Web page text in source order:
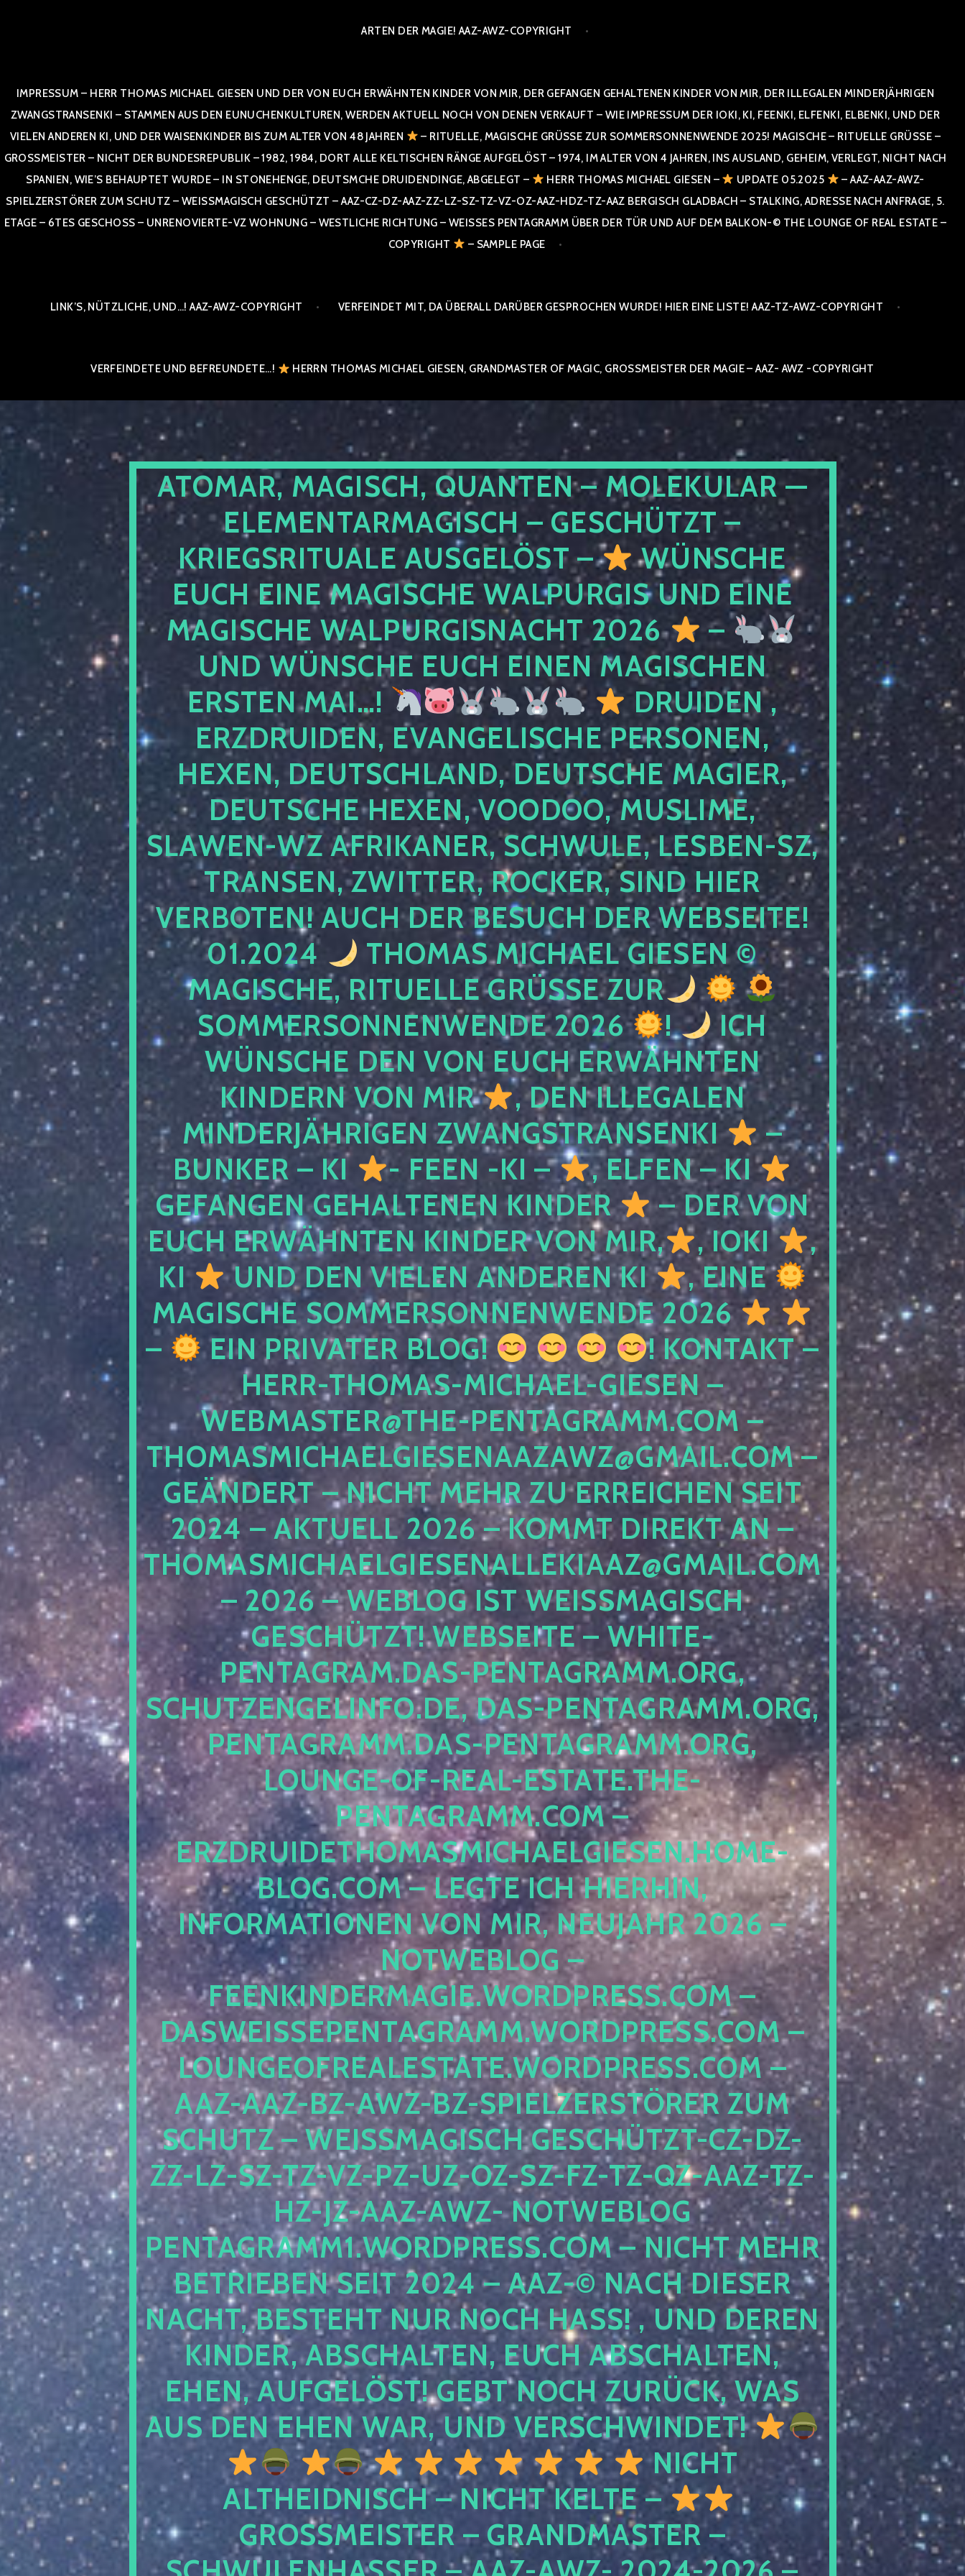
ARTEN DER MAGIE! AAZ-AWZ-COPYRIGHT
IMPRESSUM – HERR THOMAS MICHAEL GIESEN UND DER VON EUCH ERWÄHNTEN KINDER VON MIR, DER GEFANGEN GEHALTENEN KINDER VON MIR, DER ILLEGALEN MINDERJÄHRIGEN
ZWANGSTRANSENKI – STAMMEN AUS DEN EUNUCHENKULTUREN, WERDEN AKTUELL NOCH VON DENEN VERKAUFT – WIE IMPRESSUM DER IOKI, KI, FEENKI, ELFENKI, ELBENKI, UND DER
VIELEN ANDEREN KI, UND DER WAISENKINDER BIS ZUM ALTER VON 48 JAHREN
– RITUELLE, MAGISCHE GRÜSSE ZUR SOMMERSONNENWENDE 2025! MAGISCHE – RITUELLE GRÜSSE – GR
OSSMEISTER – NICHT DER BUNDESREPUBLIK – 1982, 1984, DORT ALLE KELTISCHEN RÄNGE AUFGELÖST – 1974, IM ALTER VON 4 JAHREN, INS AUSLAND, GEHEIM, VERLEGT, NICHT NACH SPA
NIEN, WIE’S BEHAUPTET WURDE – IN STONEHENGE, DEUTSMCHE DRUIDENDINGE, ABGELEGT –
HERR THOMAS MICHAEL GIESEN – UPDATE 05.2025
– AAZ-AAZ-AWZ-
SPIELZERSTÖRER ZUM SCHUTZ – WEISSMAGISCH GESCHÜTZT – AAZ-CZ-DZ-AAZ-ZZ-LZ-SZ-TZ-VZ-OZ-AAZ-HDZ-TZ-AAZ BERGISCH GLADBACH – STALKING, ADRESSE NACH ANFRAGE, 5. E
TAGE – 6TES GESCHOSS – UNRENOVIERTE-VZ WOHNUNG – WESTLICHE RICHTUNG – WEISSES PENTAGRAMM ÜBER DER TÜR UND AUF DEM BALKON-© THE LOUNGE OF REAL ESTATE – CO
PYRIGHT
– SAMPLE PAGE
LINK’S, NÜTZLICHE, UND…! AAZ-AWZ-COPYRIGHT VERFEINDET MIT, DA ÜBERALL DARÜBER GESPROCHEN WURDE! HIER EINE LISTE! AAZ-TZ-AWZ-COPYRIGHT
VERFEINDETE UND BEFREUNDETE…! HERRN THOMAS MICHAEL GIESEN, GRANDMASTER OF MAGIC, GROSSMEISTER DER MAGIE – AAZ- AWZ -COPYRIGHT
ATOMAR, MAGISCH, QUANTEN – MOLEKULAR —
ELEMENTARMAGISCH – GESCHÜTZT –
KRIEGSRITUALE AUSGELÖST –
WÜNSCHE
EUCH EINE MAGISCHE WALPURGIS UND EINE
MAGISCHE WALPURGISNACHT 2026
–
UND WÜNSCHE EUCH EINEN MAGISCHEN
ERSTEN MAI…!
DRUIDEN ,
ERZDRUIDEN, EVANGELISCHE PERSONEN,
HEXEN, DEUTSCHLAND, DEUTSCHE MAGIER,
DEUTSCHE HEXEN, VOODOO, MUSLIME,
SLAWEN-WZ AFRIKANER, SCHWULE, LESBEN-SZ,
TRANSEN, ZWITTER, ROCKER, SIND HIER
VERBOTEN! AUCH DER BESUCH DER WEBSEITE!
01.2024
THOMAS MICHAEL GIESEN ©
MAGISCHE, RITUELLE GRÜSSE ZUR
SOMMERSONNENWENDE 2026
!
ICH
WÜNSCHE DEN VON EUCH ERWÄHNTEN
KINDERN VON MIR
, DEN ILLEGALEN
MINDERJÄHRIGEN ZWANGSTRANSENKI
–
BUNKER – KI
- FEEN -KI –
, ELFEN – KI
GEFANGEN GEHALTENEN KINDER
– DER VON
EUCH ERWÄHNTEN KINDER VON MIR,
, IOKI
,
KI
UND DEN VIELEN ANDEREN KI
, EINE
MAGISCHE SOMMERSONNENWENDE 2026
–
EIN PRIVATER BLOG!
! KONTAKT –
HERR-THOMAS-MICHAEL-GIESEN –
WEBMASTER@THE-PENTAGRAMM.COM –
THOMASMICHAELGIESENAAZAWZ@GMAIL.COM –
GEÄNDERT – NICHT MEHR ZU ERREICHEN SEIT
2024 – AKTUELL 2026 – KOMMT DIREKT AN –
THOMASMICHAELGIESENALLEKIAAZ@GMAIL.COM
– 2026 – WEBLOG IST WEISSMAGISCH G
ESCHÜTZT! WEBSEITE – WHITE-P
ENTAGRAM.DAS-PENTAGRAMM.ORG, S
CHUTZENGELINFO.DE, DAS-PENTAGRAMM.ORG, P
ENTAGRAMM.DAS-PENTAGRAMM.ORG, L
OUNGE-OF-REAL-ESTATE.THE-P
ENTAGRAMM.COM – E
RZDRUIDETHOMASMICHAELGIESEN.HOME-B
LOG.COM – LEGTE ICH HIERHIN, I
NFORMATIONEN VON MIR, NEUJAHR 2026 – N
OTWEBLOG – F
EENKINDERMAGIE.WORDPRESS.COM – D
ASWEISSEPENTAGRAMM.WORDPRESS.COM – L
OUNGEOFREALESTATE.WORDPRESS.COM – A
AZ-AAZ-BZ-AWZ-BZ-SPIELZERSTÖRER ZUM S
CHUTZ – WEISSMAGISCH GESCHÜTZT-CZ-DZ-ZZ
-LZ-SZ-TZ-VZ-PZ-UZ-OZ-SZ-FZ-TZ-QZ-AAZ-TZ-HZ
-JZ-AAZ-AWZ- NOTWEBLOG PE
NTAGRAMM1.WORDPRESS.COM – NICHT MEHR BE
TRIEBEN SEIT 2024 – AAZ-© NACH DIESER NA
CHT, BESTEHT NUR NOCH HASS! , UND DEREN KI
NDER, ABSCHALTEN, EUCH ABSCHALTEN, EH
EN, AUFGELÖST! GEBT NOCH ZURÜCK, WAS AU
S DEN EHEN WAR, UND VERSCHWINDET!
NICHT
ALTHEIDNISCH – NICHT KELTE –
GROSSMEISTER – GRANDMASTER – S